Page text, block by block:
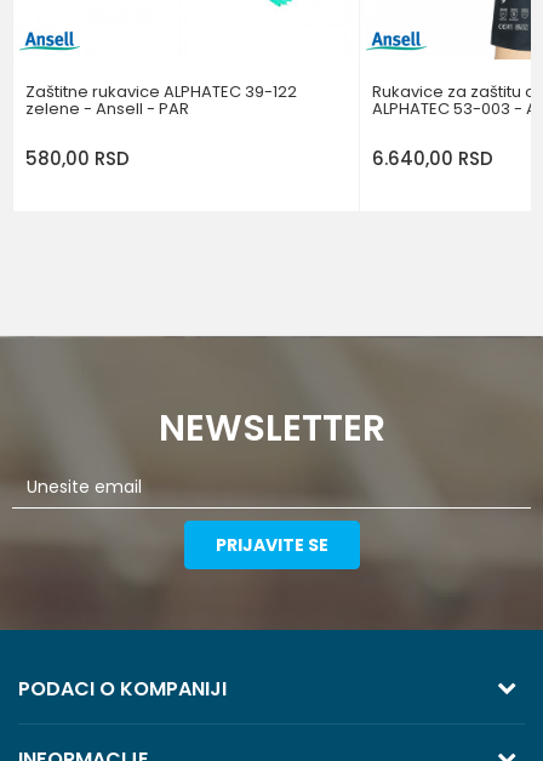
POŠALJI
Zaštitne rukavice ALPHATEC 39-122
zelene - Ansell - PAR
580,00 RSD
Rukavice za zaštitu
ALPHATEC 53-003 -
6.640,00 RSD
NEWSLETTER
PRIJAVITE SE
PODACI O KOMPANIJI